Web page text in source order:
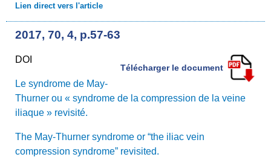
Lien direct vers l'article
2017, 70, 4, p.57-63
DOI
Télécharger le document
Le syndrome de May-
Thurner ou « syndrome de la compression de la veine
iliaque » revisité.
The May-Thurner syndrome or “the iliac vein
compression syndrome” revisited.